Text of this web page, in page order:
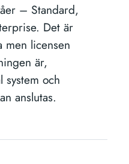
– Standard,
Det är
men licensen
är,
system och
anslutas.